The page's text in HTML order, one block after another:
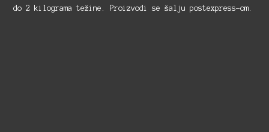
do 2 kilograma težine. Proizvodi se šalju postexpress-om.